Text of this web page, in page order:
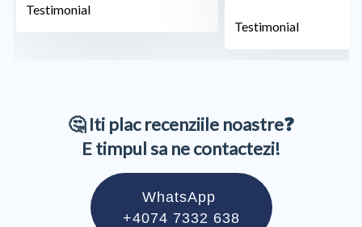
Testimonial
Testimonial
🤔 Iti plac recenziile noastre❓
E timpul sa ne contactezi!
WhatsApp
+4074 7332 638